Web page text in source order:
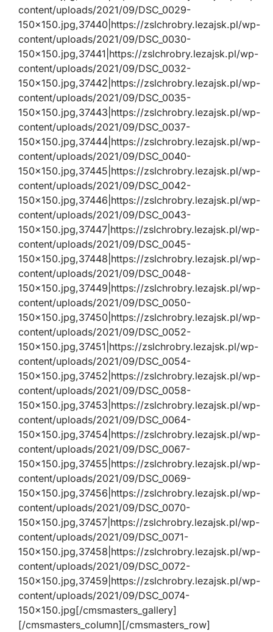
content/uploads/2021/09/DSC_0029-
150×150.jpg,37440|https://zslchrobry.lezajsk.pl/wp-
content/uploads/2021/09/DSC_0030-
150×150.jpg,37441|https://zslchrobry.lezajsk.pl/wp-
content/uploads/2021/09/DSC_0032-
150×150.jpg,37442|https://zslchrobry.lezajsk.pl/wp-
content/uploads/2021/09/DSC_0035-
150×150.jpg,37443|https://zslchrobry.lezajsk.pl/wp-
content/uploads/2021/09/DSC_0037-
150×150.jpg,37444|https://zslchrobry.lezajsk.pl/wp-
content/uploads/2021/09/DSC_0040-
150×150.jpg,37445|https://zslchrobry.lezajsk.pl/wp-
content/uploads/2021/09/DSC_0042-
150×150.jpg,37446|https://zslchrobry.lezajsk.pl/wp-
content/uploads/2021/09/DSC_0043-
150×150.jpg,37447|https://zslchrobry.lezajsk.pl/wp-
content/uploads/2021/09/DSC_0045-
150×150.jpg,37448|https://zslchrobry.lezajsk.pl/wp-
content/uploads/2021/09/DSC_0048-
150×150.jpg,37449|https://zslchrobry.lezajsk.pl/wp-
content/uploads/2021/09/DSC_0050-
150×150.jpg,37450|https://zslchrobry.lezajsk.pl/wp-
content/uploads/2021/09/DSC_0052-
150×150.jpg,37451|https://zslchrobry.lezajsk.pl/wp-
content/uploads/2021/09/DSC_0054-
150×150.jpg,37452|https://zslchrobry.lezajsk.pl/wp-
content/uploads/2021/09/DSC_0058-
150×150.jpg,37453|https://zslchrobry.lezajsk.pl/wp-
content/uploads/2021/09/DSC_0064-
150×150.jpg,37454|https://zslchrobry.lezajsk.pl/wp-
content/uploads/2021/09/DSC_0067-
150×150.jpg,37455|https://zslchrobry.lezajsk.pl/wp-
content/uploads/2021/09/DSC_0069-
150×150.jpg,37456|https://zslchrobry.lezajsk.pl/wp-
content/uploads/2021/09/DSC_0070-
150×150.jpg,37457|https://zslchrobry.lezajsk.pl/wp-
content/uploads/2021/09/DSC_0071-
150×150.jpg,37458|https://zslchrobry.lezajsk.pl/wp-
content/uploads/2021/09/DSC_0072-
150×150.jpg,37459|https://zslchrobry.lezajsk.pl/wp-
content/uploads/2021/09/DSC_0074-
150×150.jpg[/cmsmasters_gallery]
[/cmsmasters_column][/cmsmasters_row]